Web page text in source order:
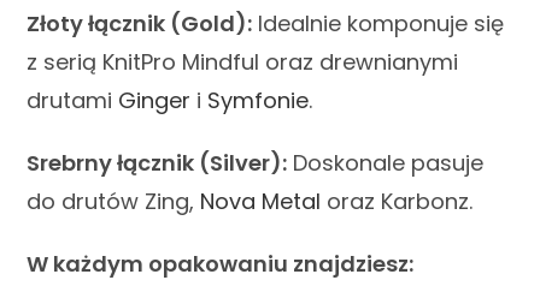
Złoty łącznik (Gold): Idealnie komponuje się
z serią KnitPro Mindful oraz drewnianymi
drutami Ginger i Symfonie.
Srebrny łącznik (Silver): Doskonale pasuje
do drutów Zing, Nova Metal oraz Karbonz.
W każdym opakowaniu znajdziesz: